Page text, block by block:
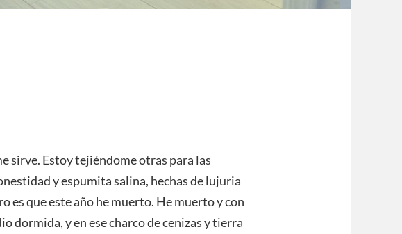
sirve. Estoy tejiéndome otras para las
y espumita salina, hechas de lujuria
es que este año he muerto. He muerto y con
dormida, y en ese charco de cenizas y tierra